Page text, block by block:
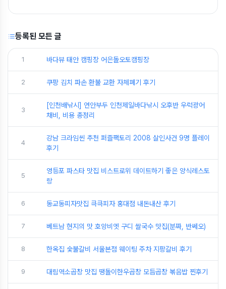
등록된 모든 글
1 바다뷰 태안 캠핑장 어은돌오토캠핑장
2 쿠팡 김치 파손 환불 교환 자체폐기 후기
3
​[인천배낚시] 연안부두 인천제일바다낚시 오후반 우럭광어
채비, 비용 총정리
4
강남 크라임씬 추천 퍼즐팩토리 2008 살인사건 9명 플레이
후기
5
영등포 파스타 맛집 비스트로위 데이트하기 좋은 양식레스토
랑
6 동교동피자맛집 큭큭피자 홍대점 내돈내산 후기
7 베트남 현지의 맛 호앙비엣 구디 쌀국수 맛집(분짜, 반쎄오)
8 한옥집 숯불갈비 서울본점 웨이팅 주차 지팡갈비 후기
9 대림역소곱창 맛집 땡돌이한우곱창 모듬곱창 볶음밥 찐후기